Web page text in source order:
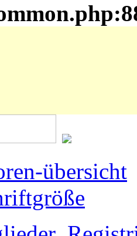
übersicht